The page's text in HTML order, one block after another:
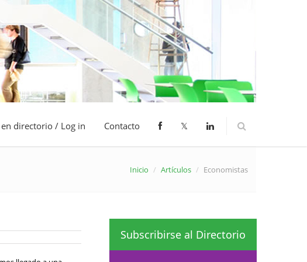
directorio / Log in Contacto 𝕏
Inicio / Artículos / Economistas
Subscribirse al Directorio